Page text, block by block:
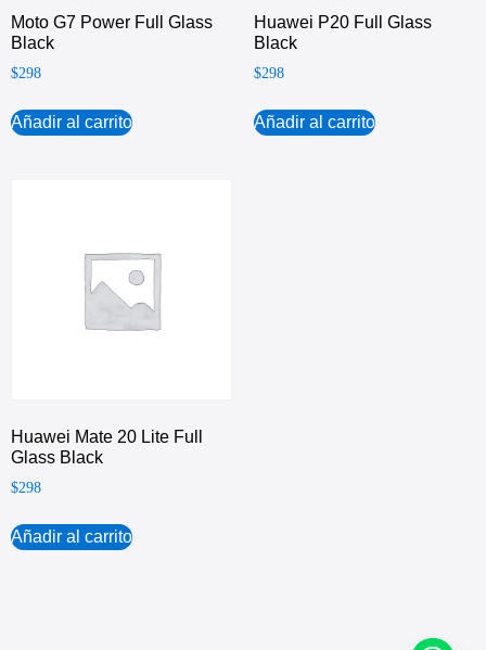
Moto G7 Power Full Glass
Black
$298
Añadir al carrito
Huawei P20 Full Glass
Black
$298
Añadir al carrito
Huawei Mate 20 Lite Full
Glass Black
$298
Añadir al carrito